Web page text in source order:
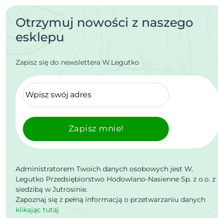
Otrzymuj nowości z naszego
esklepu
Zapisz się do newslettera W.Legutko
Zapisz mnie!
Administratorem Twoich danych osobowych jest W.
Legutko Przedsiębiorstwo Hodowlano-Nasienne Sp. z o.o. z
siedzibą w Jutrosinie.
Zapoznaj się z pełną informacją o przetwarzaniu danych
klikając tutaj